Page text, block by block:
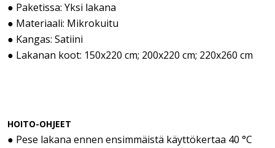
● Paketissa: Yksi lakana
● Materiaali: Mikrokuitu
● Kangas: Satiini
● Lakanan koot: 150x220 cm; 200x220 cm; 220x260 cm
HOITO-OHJEET
● Pese lakana ennen ensimmäistä käyttökertaa 40 °C